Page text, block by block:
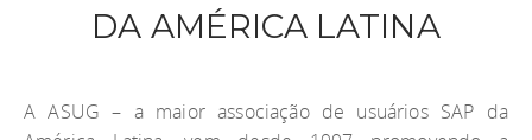
DA AMÉRICA LATINA
A ASUG – a maior associação de usuários SAP da